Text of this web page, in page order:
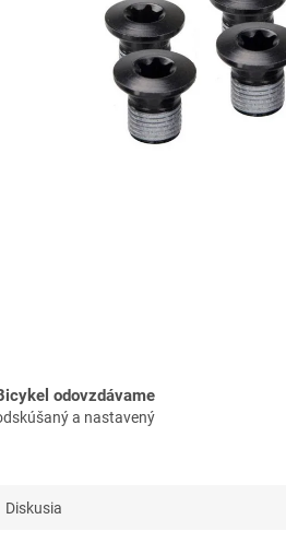
odovzdávame
a nastavený
Diskusia